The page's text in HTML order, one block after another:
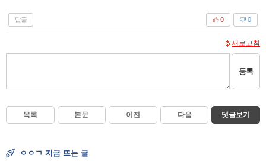
답글 0
0
새로고침
등록
목록 본문 이전 다음 댓글보기
ㅇㅇㄱ 지금 뜨는 글